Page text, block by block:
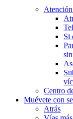
Si
Centro
Muévete con
Atrás